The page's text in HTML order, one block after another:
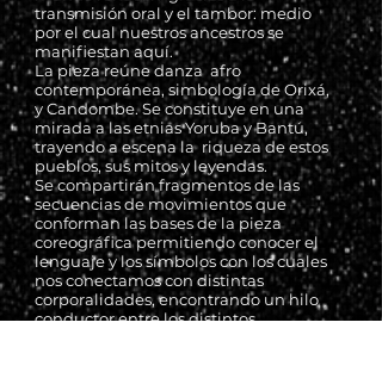
transmisión oral y el tambor: medio
por el cual nuestros ancestros se
manifiestan aquí.
La pieza reúne danza afro
contemporánea, simbología de Orixá,
y Candombe. Se constituye en una
mirada a las etnias Yoruba y Bantú,
trayendo a escena la riqueza de estos
pueblos, sus mitos y leyendas.
Se compartirán fragmentos de las
secuencias de movimientos que
conforman las bases de la pieza
coreográfica permitiendo conocer el
lenguaje y los símbolos con los cuales
nos conectamos con distintas
corporalidades, encontrando un hilo
conductor entre los distintos